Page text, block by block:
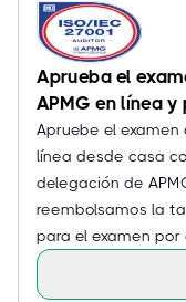
Aprueba el
APMG en línea
Apruebe el
línea desde casa
delegación de
reembolsamos la
para el examen por